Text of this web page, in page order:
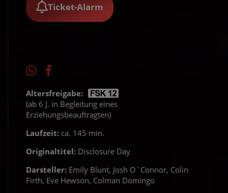
Ticket-Alarm
Altersfreigabe:
(ab 6 J. in Begleitung eines
Erziehungsbeauftragten)
Laufzeit: ca. 145 min.
Originaltitel: Disclosure Day
Darsteller: Emily Blunt, Josh O´Connor, Colin
Firth, Eve Hewson, Colman Domingo